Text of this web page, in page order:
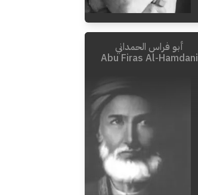
أبو فراس الحمداني
Abu Firas Al-Hamdani